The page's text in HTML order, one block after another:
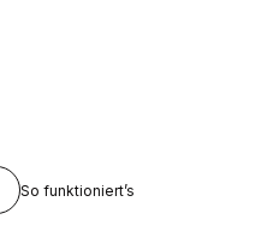
So funktioniert’s